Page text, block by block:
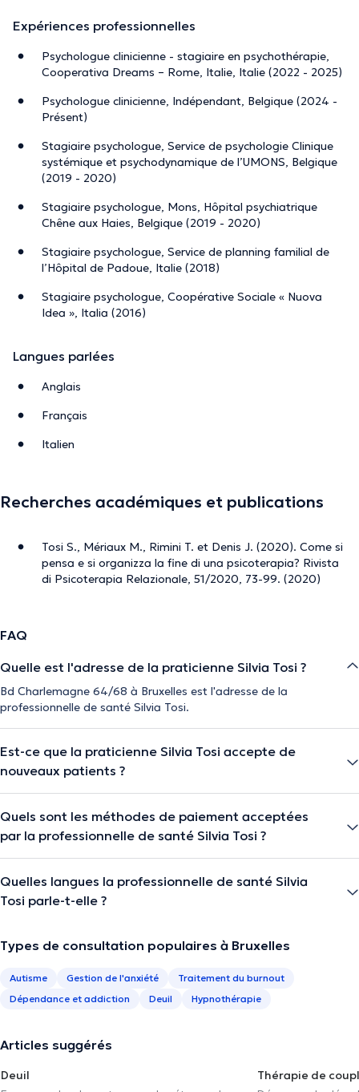
EN: I am an italian clinical psychologist. In 2018, I earned
from the University of Padua, graduating with a score of
110/110cum laude. I completed a one-year internship in
Belgium, at the Clinical Psychology Service (systemic and
psychodynamic) of the University of Mons and at the
worked in the humanitarian sector in Brussels.
In February 2026, I completed a four-year training in
psychodynamic psychotherapy in Rome (SIPSI School of
Psychotherapy). This training, recognized by the Italian
Ministry of University and Research (MUR), allowed me to
strengthen my skills as a psychologist, including clinical
psychotherapy training, I carried out my specialization
internship at the Dreams Onlus cooperative in Rome,
their families. In my practice, I welcome young adults
(from 18 years old), adults and couples, in Italian, French
and English. My psychological approach is
psychodynamic-psychoanalytic.
I see patients facing various challenges, such as anxiety,
life transitions, or personal reflection. My goal is to
provide a welcoming and confidential space where
everyone can express their emotions and regain
informations vérifiées.
Expériences professionnelles
Psychologue clinicienne - stagiaire en psychothérapie,
Cooperativa Dreams – Rome, Italie, Italie (2022 - 2025)
Psychologue clinicienne, Indépendant, Belgique (2024 -
Présent)
Stagiaire psychologue, Service de psychologie Clinique
systémique et psychodynamique de l’UMONS, Belgique
(2019 - 2020)
Stagiaire psychologue, Mons, Hôpital psychiatrique
Chêne aux Haies, Belgique (2019 - 2020)
Stagiaire psychologue, Service de planning familial de
l’Hôpital de Padoue, Italie (2018)
Stagiaire psychologue, Coopérative Sociale « Nuova
Idea », Italia (2016)
Langues parlées
Anglais
Français
Italien
Recherches académiques et publications
Tosi S., Mériaux M., Rimini T. et Denis J. (2020). Come si
pensa e si organizza la fine di una psicoterapia? Rivista
di Psicoterapia Relazionale, 51/2020, 73-99. (2020)
FAQ
Quelle est l'adresse de la praticienne Silvia Tosi ?
Bd Charlemagne 64/68 à Bruxelles est l'adresse de la
professionnelle de santé Silvia Tosi.
Est-ce que la praticienne Silvia Tosi accepte de
nouveaux patients ?
Quels sont les méthodes de paiement acceptées
par la professionnelle de santé Silvia Tosi ?
Quelles langues la professionnelle de santé Silvia
Tosi parle-t-elle ?
Types de consultation populaires à Bruxelles
Autisme Gestion de l'anxiété
Traitement du burnout
Dépendance et addiction
Deuil Hypnothérapie
Articles suggérés
Deuil
Thérapie de